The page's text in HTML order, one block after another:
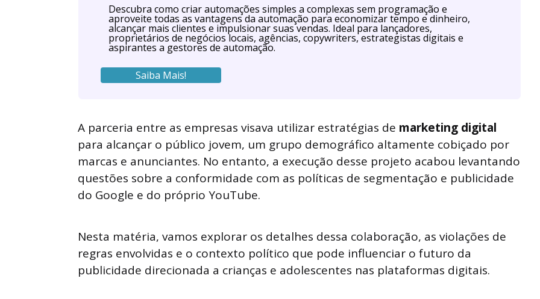
Descubra como criar automações simples a complexas sem programação e
aproveite todas as vantagens da automação para economizar tempo e dinheiro,
alcançar mais clientes e impulsionar suas vendas. Ideal para lançadores,
proprietários de negócios locais, agências, copywriters, estrategistas digitais e
aspirantes a gestores de automação.
Saiba Mais!
A parceria entre as empresas visava utilizar estratégias de marketing digital
para alcançar o público jovem, um grupo demográfico altamente cobiçado por
marcas e anunciantes. No entanto, a execução desse projeto acabou levantando
questões sobre a conformidade com as políticas de segmentação e publicidade
do Google e do próprio YouTube.
Nesta matéria, vamos explorar os detalhes dessa colaboração, as violações de
regras envolvidas e o contexto político que pode influenciar o futuro da
publicidade direcionada a crianças e adolescentes nas plataformas digitais.